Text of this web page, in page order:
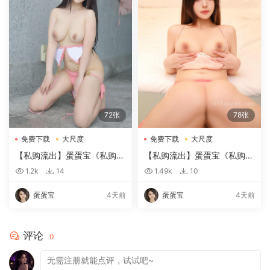
72张
免费下载 大尺度
【私购流出】蛋蛋宝《私购流
出》（10160）
1.2k 14
蛋蛋宝 4天前
78张
免费下载 大尺度
【私购流出】蛋蛋宝《私购流
出》（09040）
1.49k 10
蛋蛋宝 4天前
评论 0